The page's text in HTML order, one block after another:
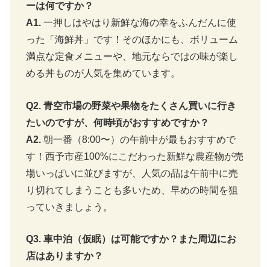
ーは何ですか？
A1. 一押しはやはり新鮮な海の幸をふんだんに使
った「海鮮丼」です！そのほかにも、ボリューム
満点な定食メニューや、地元ならではの味が楽し
める丼ものが人気を集めています。
Q2. 青空市場の野菜や果物をたくさん買いに行き
たいのですが、何時頃がおすすめですか？
A2. 朝一番（8:00〜）の午前中が最もおすすめで
す！西予市産100%にこだわった新鮮な農産物が売
場いっぱいに並びますが、人気の品は午前中に売
り切れてしまうことも多いため、早めの時間を狙
っていきましょう。
Q3. 車中泊（仮眠）は可能ですか？また周辺にお
店はありますか？